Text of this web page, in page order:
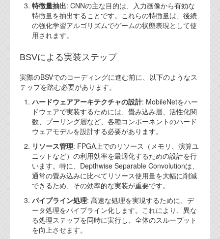
特徴量抽出: CNNの主な目的は、入力画像から有効な
特徴量を抽出することです。これらの特徴量は、後続
の強化学習アルゴリズムでゲームの状態表現として使
用されます。
BSVによる実装ステップ
実際のBSVでのコーディングに進む前に、以下のようなス
テップを踏む必要があります。
ハードウェアアーキテクチャの設計: MobileNetをハー
ドウェアで実装するためには、畳み込み層、活性化関
数、プーリング層など、各種コンポーネントのハード
ウェアモデルを設計する必要があります。
リソース管理: FPGA上でのリソース（メモリ、演算ユ
ニットなど）の利用効率を最適化するための設計を行
います。特に、Depthwise Separable Convolutionは、
通常の畳み込みに比べてリソース使用量を大幅に削減
できるため、その効率的な実装が重要です。
パイプライン処理: 高速な処理を実現するために、デ
ータ処理をパイプライン化します。これにより、異な
る処理ステップを同時に実行し、全体のスループット
を向上させます。